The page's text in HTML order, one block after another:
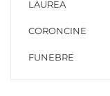
LAUREA
CORONCINE
FUNEBRE